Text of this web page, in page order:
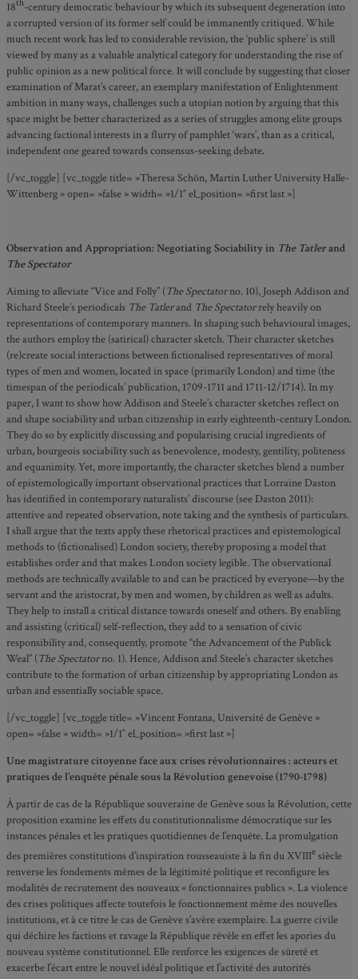
18th-century democratic behaviour by which its subsequent degeneration into
a corrupted version of its former self could be immanently critiqued. While
much recent work has led to considerable revision, the ‘public sphere’ is still
viewed by many as a valuable analytical category for understanding the rise of
public opinion as a new political force. It will conclude by suggesting that closer
examination of Marat’s career, an exemplary manifestation of Enlightenment
ambition in many ways, challenges such a utopian notion by arguing that this
space might be better characterized as a series of struggles among elite groups
advancing factional interests in a flurry of pamphlet ‘wars’, than as a critical,
independent one geared towards consensus-seeking debate.
[/vc_toggle] [vc_toggle title= »Theresa Schön, Martin Luther University Halle-
Wittenberg » open= »false » width= »1/1″ el_position= »first last »]
Observation and Appropriation: Negotiating Sociability in The Tatlerand
The Spectator
Aiming to alleviate “Vice and Folly” (The Spectatorno. 10), Joseph Addison and
Richard Steele’s periodicals The Tatlerand The Spectatorrely heavily on
representations of contemporary manners. In shaping such behavioural images,
the authors employ the (satirical) character sketch. Their character sketches
(re)create social interactions between fictionalised representatives of moral
types of men and women, located in space (primarily London) and time (the
timespan of the periodicals’ publication, 1709-1711 and 1711-12/1714). In my
paper, I want to show how Addison and Steele’s character sketches reflect on
and shape sociability and urban citizenship in early eighteenth-century London.
They do so by explicitly discussing and popularising crucial ingredients of
urban, bourgeois sociability such as benevolence, modesty, gentility, politeness
and equanimity. Yet, more importantly, the character sketches blend a number
of epistemologically important observational practices that Lorraine Daston
has identified in contemporary naturalists’ discourse (see Daston 2011):
attentive and repeated observation, note taking and the synthesis of particulars.
I shall argue that the texts apply these rhetorical practices and epistemological
methods to (fictionalised) London society, thereby proposing a model that
establishes order and that makes London society legible. The observational
methods are technically available to and can be practiced by everyone—by the
servant and the aristocrat, by men and women, by children as well as adults.
They help to install a critical distance towards oneself and others. By enabling
and assisting (critical) self-reflection, they add to a sensation of civic
responsibility and, consequently, promote “the Advancement of the Publick
Weal” (The Spectatorno. 1). Hence, Addison and Steele’s character sketches
contribute to the formation of urban citizenship by appropriating London as
urban and essentially sociable space.
[/vc_toggle] [vc_toggle title= »Vincent Fontana, Université de Genève »
open= »false » width= »1/1″ el_position= »first last »]
Une magistrature citoyenne face aux crises révolutionnaires : acteurs et
pratiques de l’enquête pénale sous la Révolution genevoise (1790-1798)
À partir de cas de la République souveraine de Genève sous la Révolution, cette
proposition examine les effets du constitutionnalisme démocratique sur les
instances pénales et les pratiques quotidiennes de l’enquête. La promulgation
des premières constitutions d’inspiration rousseauiste à la fin du XVIIIe siècle
renverse les fondements mêmes de la légitimité politique et reconfigure les
modalités de recrutement des nouveaux « fonctionnaires publics ». La violence
des crises politiques affecte toutefois le fonctionnement même des nouvelles
institutions, et à ce titre le cas de Genève s’avère exemplaire. La guerre civile
qui déchire les factions et ravage la République révèle en effet les apories du
nouveau système constitutionnel. Elle renforce les exigences de sûreté et
exacerbe l’écart entre le nouvel idéal politique et l’activité des autorités